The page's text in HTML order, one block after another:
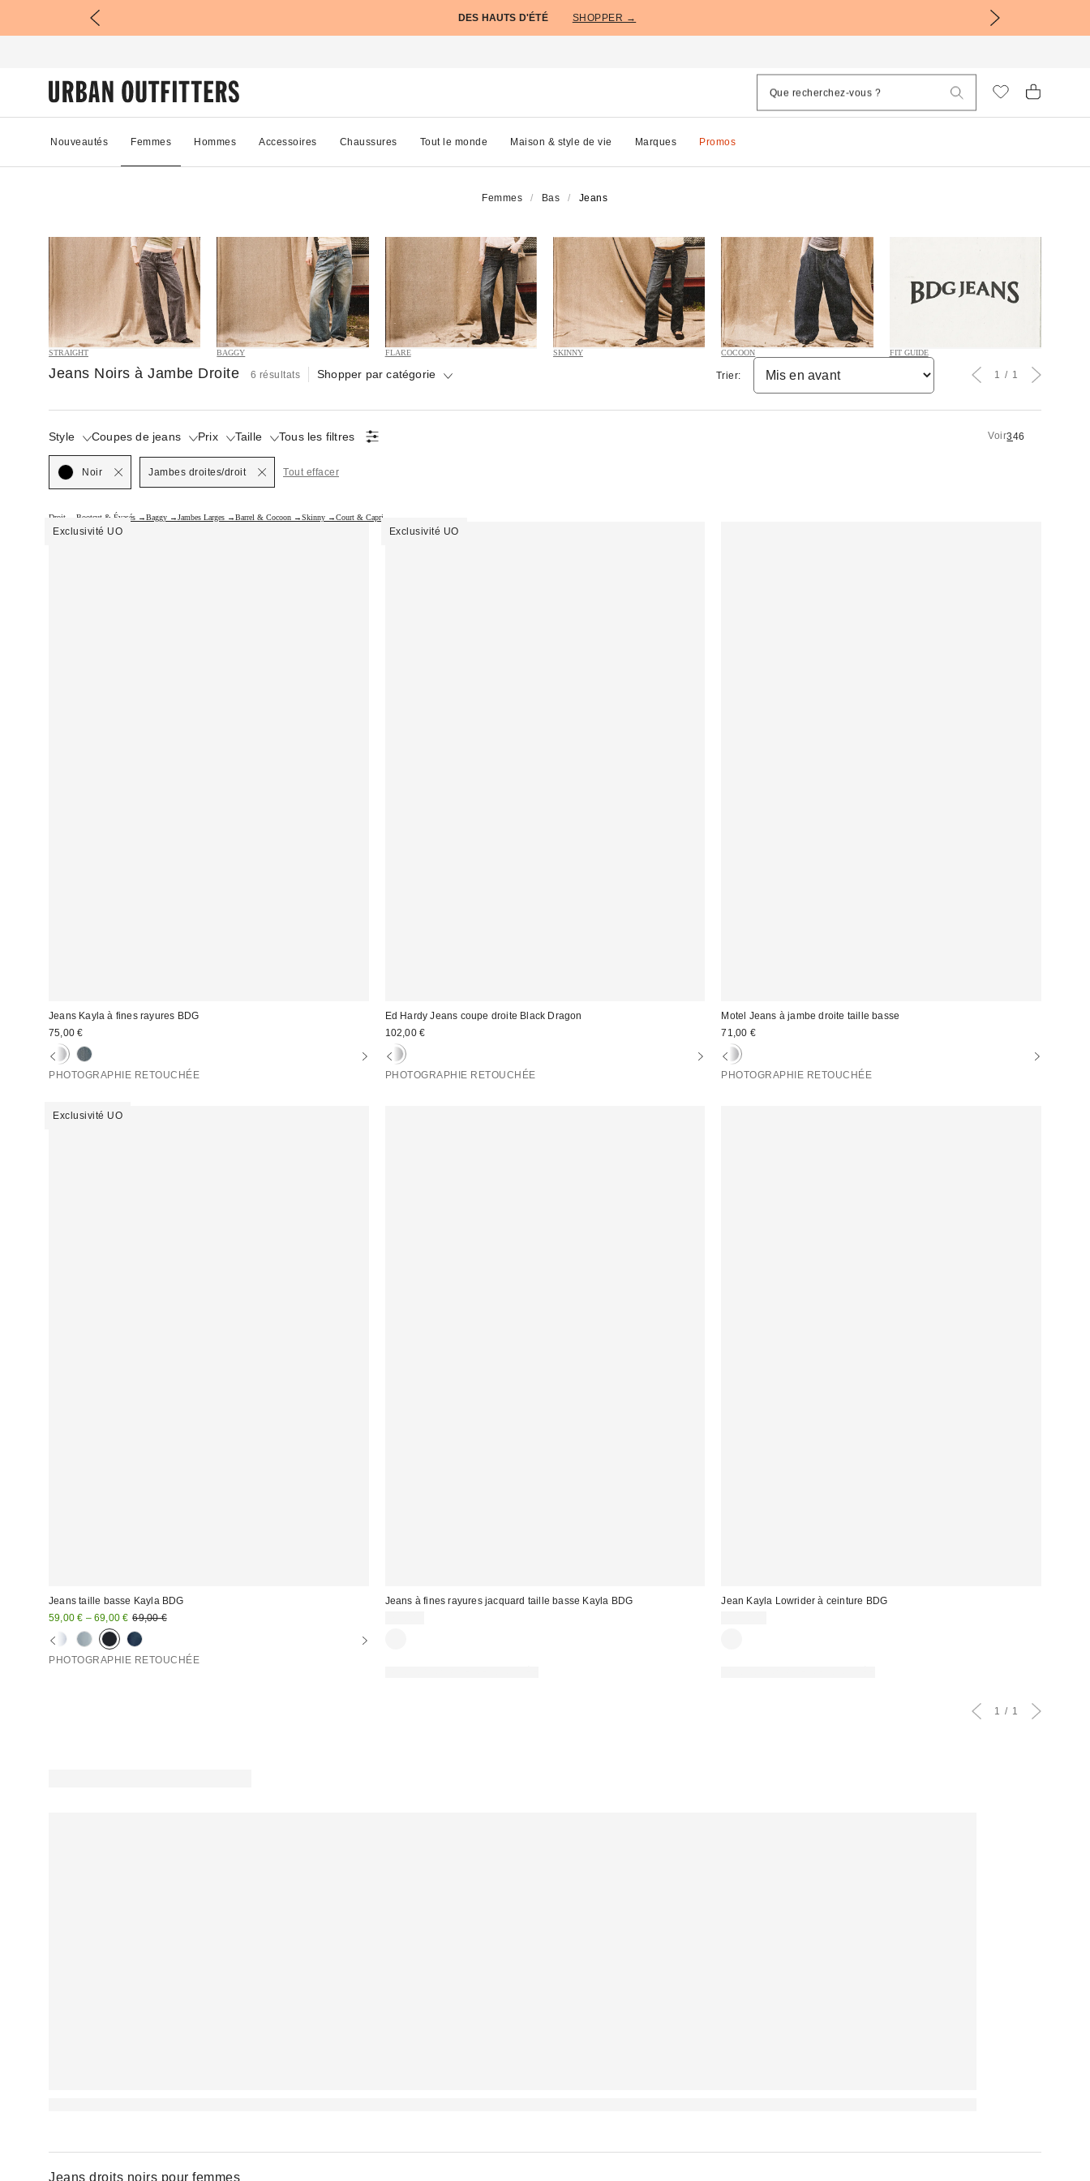
DES HAUTS D'ÉTÉ SHOPPER →
Nouveautés Femmes Hommes Accessoires Chaussures Tout le monde Maison & style de vie Marques Promos
Femmes Bas Jeans
STRAIGHT BAGGY FLARE SKINNY COCOON FIT GUIDE
Jeans Noirs à Jambe Droite 6 résultats Shopper par catégorie
Style
SelectedCoupes de jeans Prix Taille Tous les filtres Voir346
Noir Jambes droites/droit Tout effacer
Trier: 1 1
Droit → Bootcut & Évasés →Baggy →Jambes Larges →Barrel & Cocoon →Skinny →Court & Capri →
Exclusivité UO
Jeans Kayla à fines rayures BDG
75,00 €
PHOTOGRAPHIE RETOUCHÉE
Exclusivité UO
Ed Hardy Jeans coupe droite Black Dragon
102,00 €
PHOTOGRAPHIE RETOUCHÉE
Motel Jeans à jambe droite taille basse
71,00 €
PHOTOGRAPHIE RETOUCHÉE
Exclusivité UO
Jeans taille basse Kayla BDG
Prix
:
59,00 € – 69,00 € Prix
69,00 €
PHOTOGRAPHIE RETOUCHÉE
Jeans à fines rayures jacquard taille basse Kayla BDG
Jean Kayla Lowrider à ceinture BDG
1 1
Jeans droits noirs pour femmes